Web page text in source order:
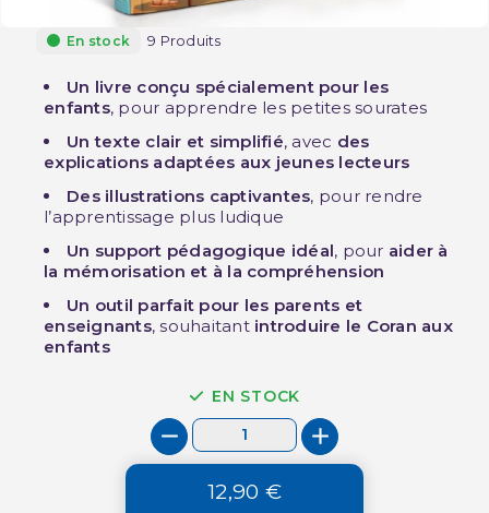
En stock 9 Produits
Un livre conçu spécialement pour les
enfants, pour apprendre les petites sourates
Un texte clair et simplifié, avec des
explications adaptées aux jeunes lecteurs
Des illustrations captivantes, pour rendre
l’apprentissage plus ludique
Un support pédagogique idéal, pour aider à
la mémorisation et à la compréhension
Un outil parfait pour les parents et
enseignants, souhaitant introduire le Coran aux
enfants
EN STOCK
12,90 €